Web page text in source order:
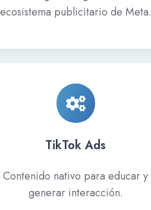
ecosistema publicitario de Meta.
TikTok Ads
Contenido nativo para educar y
generar interacción.
Ads